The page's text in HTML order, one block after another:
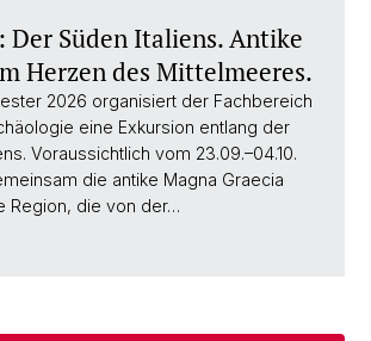
Der Süden Italiens. Antike
Herzen des Mittelmeeres.
2026 organisiert der Fachbereich
eine Exkursion entlang der
Voraussichtlich vom 23.09.–04.10.
die antike Magna Graecia
Region, die von der…